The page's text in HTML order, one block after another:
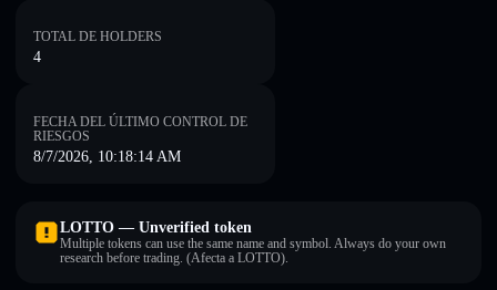
TOTAL DE HOLDERS
4
FECHA DEL ÚLTIMO CONTROL DE
RIESGOS
8/7/2026, 10:18:14 AM
LOTTO — Unverified token
Multiple tokens can use the same name and symbol. Always do your own
research before trading. (Afecta a LOTTO).